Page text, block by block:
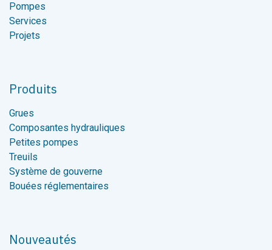
Pompes
Services
Projets
Produits
Grues
Composantes hydrauliques
Petites pompes
Treuils
Système de gouverne
Bouées réglementaires
Nouveautés